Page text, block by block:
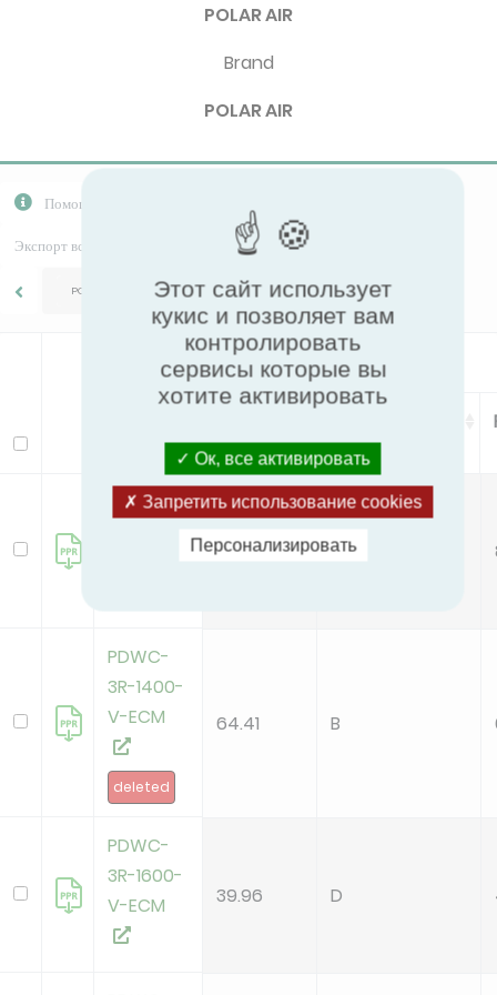
POLAR AIR
Brand
POLAR AIR
Помощь
Экспорт всех данных
POLAR AIR/PDWC MStat ECM AMV Ducted
Модель
General
PDWC-
3R-1000-
74.73 B
PDWC-
3R-1400-
V-ECM
deleted
64.41 B
PDWC-
3R-1600-
V-ECM
39.96 D
Этот сайт использует
кукис и позволяет вам
контролировать
сервисы которые вы
хотите активировать
Ок, все активировать
Запретить использование cookies
Персонализировать